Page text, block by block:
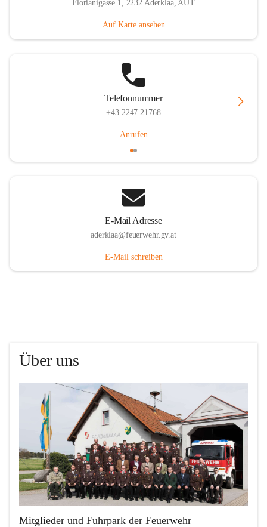
Florianigasse 1, 2232 Aderklaa, AUT
Auf Karte ansehen
Telefonnummer
+43 2247 21768
Anrufen
E-Mail Adresse
aderklaa@feuerwehr.gv.at
E-Mail schreiben
Über uns
Mitglieder und Fuhrpark der Feuerwehr